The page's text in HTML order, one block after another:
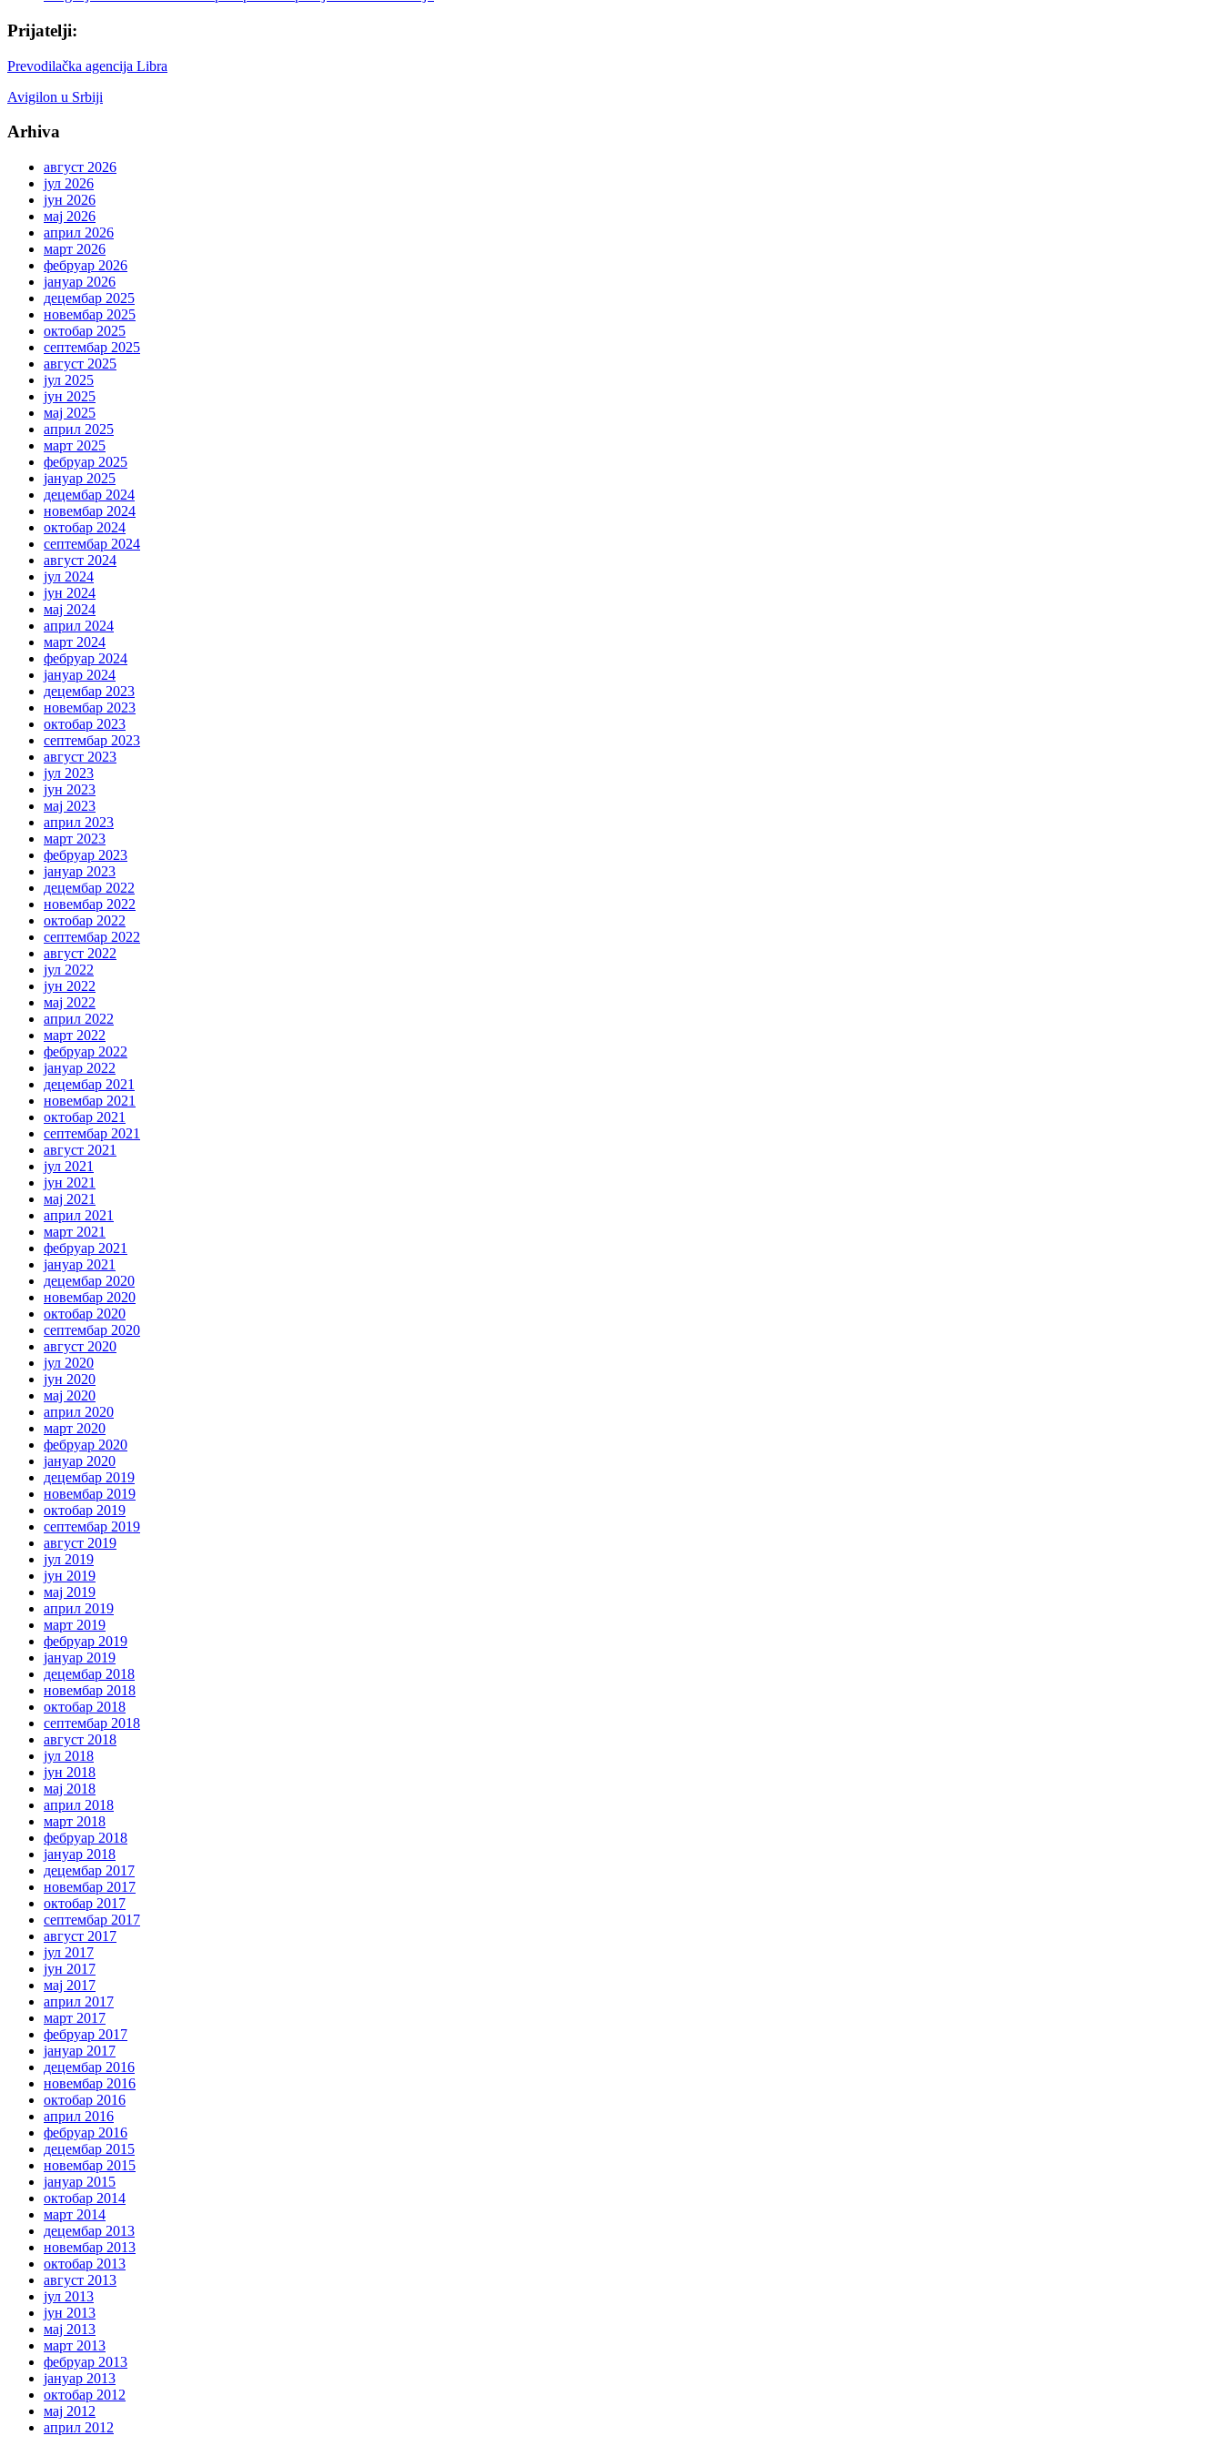
Prijatelji:
Prevodilačka agencija Libra
Avigilon u Srbiji
Arhiva
август 2026
јул 2026
јун 2026
мај 2026
април 2026
март 2026
фебруар 2026
јануар 2026
децембар 2025
новембар 2025
октобар 2025
септембар 2025
август 2025
јул 2025
јун 2025
мај 2025
април 2025
март 2025
фебруар 2025
јануар 2025
децембар 2024
новембар 2024
октобар 2024
септембар 2024
август 2024
јул 2024
јун 2024
мај 2024
април 2024
март 2024
фебруар 2024
јануар 2024
децембар 2023
новембар 2023
октобар 2023
септембар 2023
август 2023
јул 2023
јун 2023
мај 2023
април 2023
март 2023
фебруар 2023
јануар 2023
децембар 2022
новембар 2022
октобар 2022
септембар 2022
август 2022
јул 2022
јун 2022
мај 2022
април 2022
март 2022
фебруар 2022
јануар 2022
децембар 2021
новембар 2021
октобар 2021
септембар 2021
август 2021
јул 2021
јун 2021
мај 2021
април 2021
март 2021
фебруар 2021
јануар 2021
децембар 2020
новембар 2020
октобар 2020
септембар 2020
август 2020
јул 2020
јун 2020
мај 2020
април 2020
март 2020
фебруар 2020
јануар 2020
децембар 2019
новембар 2019
октобар 2019
септембар 2019
август 2019
јул 2019
јун 2019
мај 2019
април 2019
март 2019
фебруар 2019
јануар 2019
децембар 2018
новембар 2018
октобар 2018
септембар 2018
август 2018
јул 2018
јун 2018
мај 2018
април 2018
март 2018
фебруар 2018
јануар 2018
децембар 2017
новембар 2017
октобар 2017
септембар 2017
август 2017
јул 2017
јун 2017
мај 2017
април 2017
март 2017
фебруар 2017
јануар 2017
децембар 2016
новембар 2016
октобар 2016
април 2016
фебруар 2016
децембар 2015
новембар 2015
јануар 2015
октобар 2014
март 2014
децембар 2013
новембар 2013
октобар 2013
август 2013
јул 2013
јун 2013
мај 2013
март 2013
фебруар 2013
јануар 2013
октобар 2012
мај 2012
април 2012